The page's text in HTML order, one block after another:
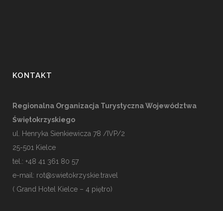
KONTAKT
Regionalna Organizacja Turystyczna Województwa
Świętokrzyskiego
ul. Henryka Sienkiewicza 78 /IVP/2
25-501 Kielce
tel.: +48 41 361 80 57
e-mail: rot@swietokrzyskie.travel
( Grand Hotel Kielce – 4 piętro)